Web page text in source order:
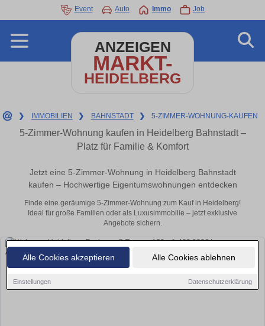
Alle Cookies akzeptieren Alle Cookies ablehnen
Einstellungen Datenschutzerklärung
Event Auto Immo Job
ANZEIGEN
MARKT-
HEIDELBERG
❯ IMMOBILIEN ❯ BAHNSTADT ❯ 5-ZIMMER-WOHNUNG-KAUFEN
5-Zimmer-Wohnung kaufen in Heidelberg Bahnstadt –
Platz für Familie & Komfort
Jetzt eine 5-Zimmer-Wohnung in Heidelberg Bahnstadt
kaufen – Hochwertige Eigentumswohnungen entdecken
Finde eine geräumige 5-Zimmer-Wohnung zum Kauf in Heidelberg!
Ideal für große Familien oder als Luxusimmobilie – jetzt exklusive
Angebote sichern.